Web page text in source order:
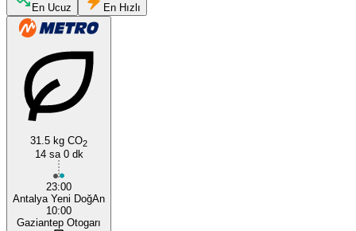
Antalya
En Ucuz En Hızlı
31.5 kg CO2
14 sa 0 dk
23:00
Antalya Yeni DoğAn
10:00
Gaziantep Otogarı